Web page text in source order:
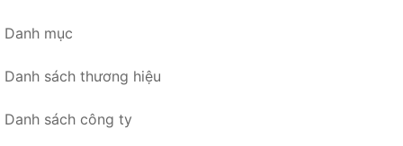
Danh mục
Danh sách thương hiệu
Danh sách công ty